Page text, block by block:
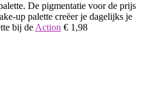
De pigmentatie voor de prijs
up palette creëer je dagelijks je
bij de Action € 1,98